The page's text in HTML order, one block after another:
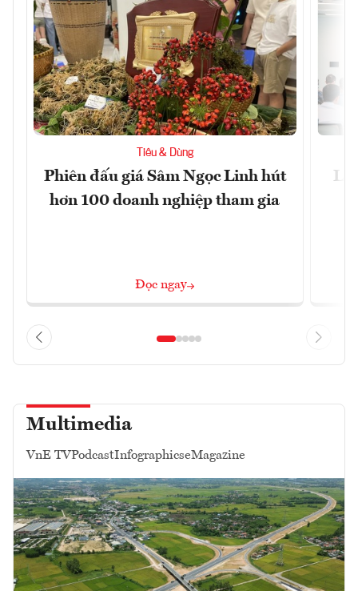
Tiêu & Dùng
Phiên đấu giá Sâm Ngọc Linh hút
hơn 100 doanh nghiệp tham gia
Đọc ngay
Multimedia
VnE TVPodcastInfographicseMagazine